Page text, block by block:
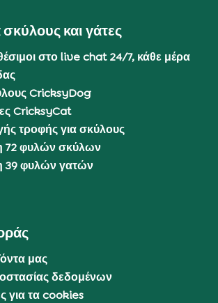
σκύλους και γάτες
στο live chat 24/7, κάθε μέρα
CricksyDog
CricksyCat
τροφής για σκύλους
72 φυλών σκύλων
39 φυλών γατών
μας
δεδομένων
για τα cookies